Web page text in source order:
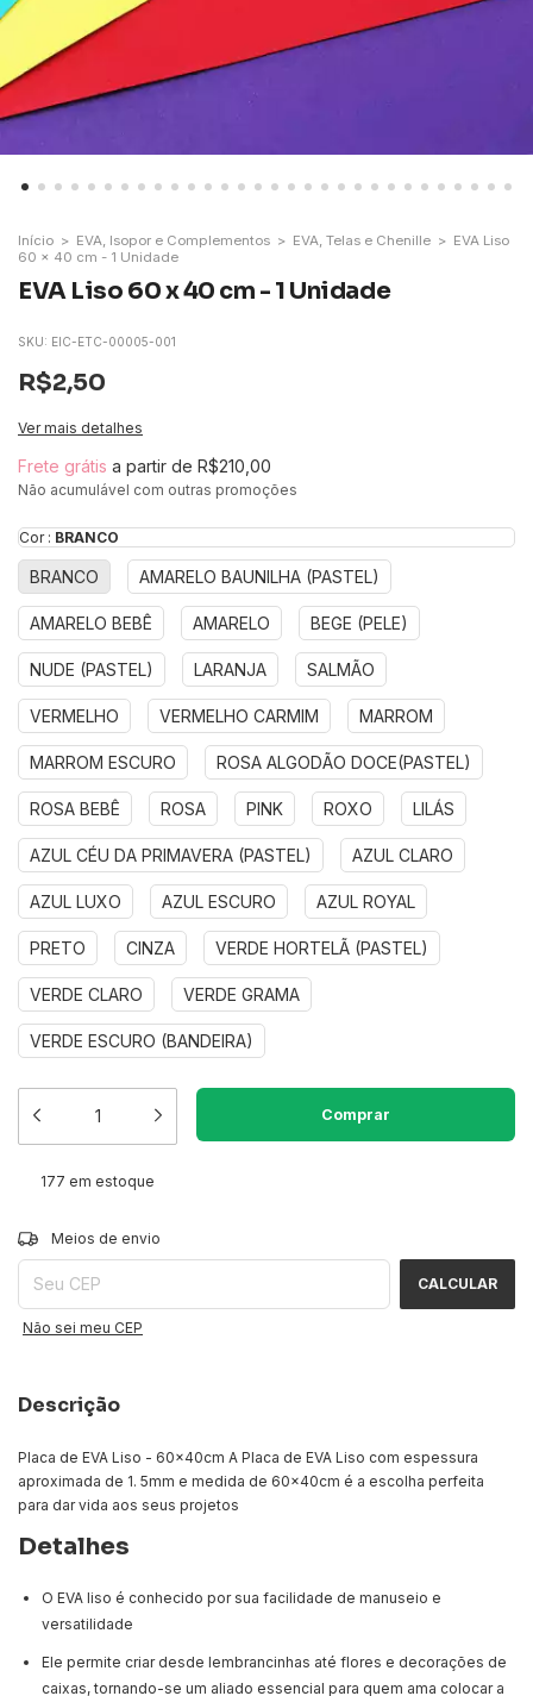
Início > EVA, Isopor e Complementos > EVA, Telas e Chenille > EVA Liso
60 x 40 cm - 1 Unidade
EVA Liso 60 x 40 cm - 1 Unidade
SKU: EIC-ETC-00005-001
R$2,50
Ver mais detalhes
Frete grátis a partir de R$210,00
Não acumulável com outras promoções
Cor : BRANCO
BRANCO AMARELO BAUNILHA (PASTEL)
AMARELO BEBÊ AMARELO BEGE (PELE)
NUDE (PASTEL) LARANJA SALMÃO
VERMELHO VERMELHO CARMIM MARROM
MARROM ESCURO ROSA ALGODÃO DOCE(PASTEL)
ROSA BEBÊ ROSA PINK ROXO LILÁS
AZUL CÉU DA PRIMAVERA (PASTEL) AZUL CLARO
AZUL LUXO AZUL ESCURO AZUL ROYAL
PRETO CINZA VERDE HORTELÃ (PASTEL)
VERDE CLARO VERDE GRAMA
VERDE ESCURO (BANDEIRA)
177 em estoque
Entregas para o CEP:
Meios de envio
CALCULAR
Não sei meu CEP
Descrição
Placa de EVA Liso - 60x40cm A Placa de EVA Liso com espessura
aproximada de 1. 5mm e medida de 60x40cm é a escolha perfeita
para dar vida aos seus projetos
Detalhes
O EVA liso é conhecido por sua facilidade de manuseio e
versatilidade
Ele permite criar desde lembrancinhas até flores e decorações de
caixas, tornando-se um aliado essencial para quem ama colocar a